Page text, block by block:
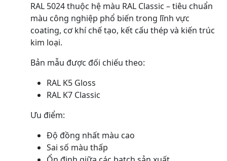
RAL 5024 thuộc hệ màu RAL Classic – tiêu chuẩn
màu công nghiệp phổ biến trong lĩnh vực
coating, cơ khí chế tạo, kết cấu thép và kiến trúc
kim loại.
Bản mẫu được đối chiếu theo:
RAL K5 Gloss
RAL K7 Classic
Ưu điểm:
Độ đồng nhất màu cao
Sai số màu thấp